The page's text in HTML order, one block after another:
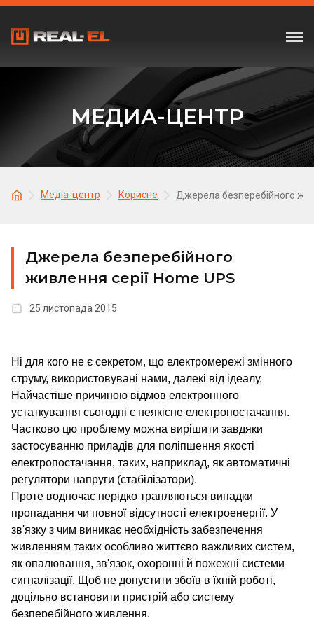
МЕДИА-ЦЕНТР
Медіа-центр Корисне Джерела безперебійного
Джерела безперебійного
живлення серії Home UPS
25 листопада 2015
Ні для кого не є секретом, що електромережі змінного
струму, використовувані нами, далекі від ідеалу.
Найчастіше причиною відмов електронного
устаткування сьогодні є неякісне електропостачання.
Частково цю проблему можна вирішити завдяки
застосуванню приладів для поліпшення якості
електропостачання, таких, наприклад, як автоматичні
регулятори напруги (стабілізатори).
Проте водночас нерідко трапляються випадки
пропадання чи повної відсутності електроенергії. У
зв'язку з чим виникає необхідність забезпечення
живленням таких особливо життєво важливих систем,
як опалювання, зв'язок, охоронні й пожежні системи
сигналізації. Щоб не допустити збоїв в їхній роботі,
доцільно встановити пристрій або систему
безперебійного живлення.